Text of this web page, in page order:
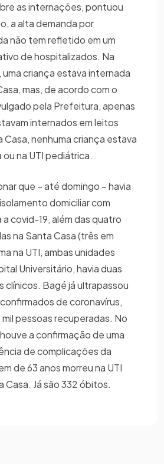
as internações, pontuou
a alta demanda por
não tem refletido em um
de hospitalizados. Na
uma criança estava internada
mas, de acordo com o
pela Prefeitura, apenas
internados em leitos
Casa, nenhuma criança estava
na UTI pediátrica.
que – até domingo – havia
domiciliar com
covid-19, além das quatro
na Santa Casa (três em
na UTI, ambas unidades
Universitário, havia duas
clínicos. Bagé já ultrapassou
de coronavírus,
pessoas recuperadas. No
a confirmação de uma
de complicações da
de 63 anos morreu na UTI
Casa. Já são 332 óbitos.